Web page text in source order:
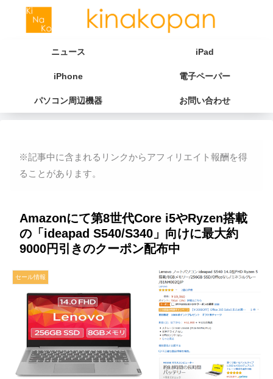
ニュース iPad
iPhone 電子ペーパー
パソコン周辺機器 お問い合わせ
※記事中に含まれるリンクからアフィリエイト報酬を得
ることがあります。
Amazonにて第8世代Core i5やRyzen搭載
の「ideapad S540/S340」向けに最大約
9000円引きのクーポン配布中
セール情報